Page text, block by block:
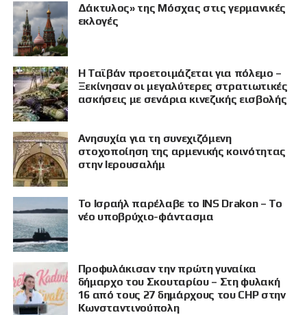
Δάκτυλος» της Μόσχας στις γερμανικές
εκλογές
Η Ταϊβάν προετοιμάζεται για πόλεμο –
Ξεκίνησαν οι μεγαλύτερες στρατιωτικές
ασκήσεις με σενάρια κινεζικής εισβολής
Ανησυχία για τη συνεχιζόμενη
στοχοποίηση της αρμενικής κοινότητας
στην Ιερουσαλήμ
Το Ισραήλ παρέλαβε το INS Drakon – Το
νέο υποβρύχιο-φάντασμα
Προφυλάκισαν την πρώτη γυναίκα
δήμαρχο του Σκουταρίου – Στη φυλακή
16 από τους 27 δημάρχους του CHP στην
Κωνσταντινούπολη